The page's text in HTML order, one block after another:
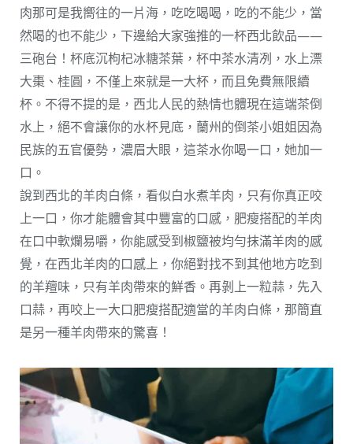
肉那可是我嚮往的一片海，吃吃喝喝，吃的不能少，當
然喝的也不能少，下邊給大家強推的一杯西北飲品——
三砲台！杯底沉枸杞冰糖茶葉，杯中茶水清冽，水上漂
大棗、桂圓，不僅上來就是一大杯，而且免費無限續
杯。不得不提的是，西北人民的熱情也體現在這端茶倒
水上，絕不會讓你的水杯見底，蘭州的倒茶小姐姐因為
民族的五官優勢，濃眉大眼，這茶水你喝一口，她加一
口。
說到西北的羊肉白條，看似白水煮羊肉，只有你真正咬
上一口，你才能體會其中豐富的口感，肥瘦搭配的羊肉
在口中軟爛易嚼，你能感受到椒鹽被均勻抹滿羊肉的感
覺，在西北羊肉的口感上，你絕對找不到其他地方吃到
的羊羶味，只有羊肉帶來的鮮香。再剝上一粒蒜，先入
口蒜，再咬上一大口肥瘦搭配適當的羊肉白條，那簡直
是另一種羊肉帶來的驚喜！